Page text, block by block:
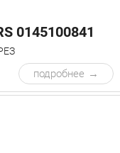
0145100841
подробнее